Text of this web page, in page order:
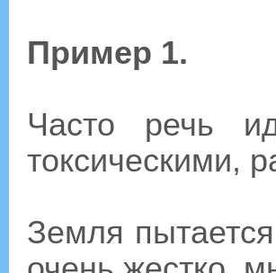
Пример 1.
Часто речь
токсическими,
Земля